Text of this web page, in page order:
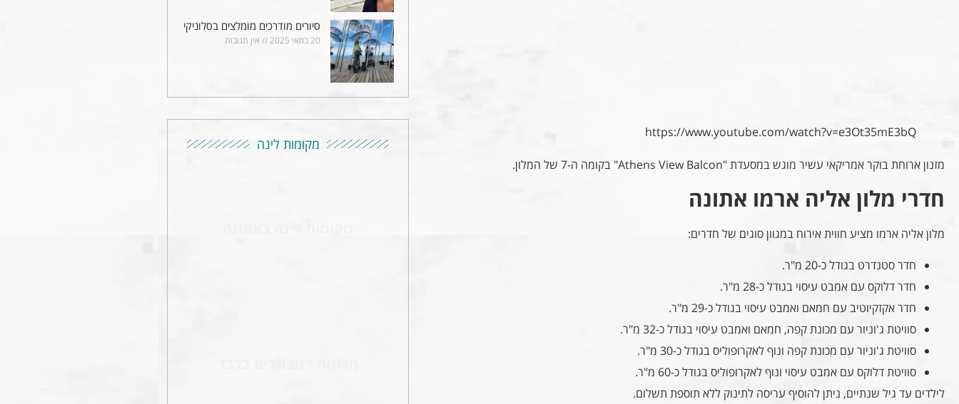
https://www.youtube.com/watch?v=e3Ot35mE3bQ
מזנון ארוחת בוקר אמריקאי עשיר מוגש במסעדת "Athens View Balcon" בקומה ה-7 של המלון.
חדרי מלון אליה ארמו אתונה
מלון אליה ארמו מציע חווית אירוח במגוון סוגים של חדרים:
חדר סטנדרט בגודל כ-20 מ"ר.
חדר דלוקס עם אמבט עיסוי בגודל כ-28 מ"ר.
חדר אקזקיוטיב עם חמאם ואמבט עיסוי בגודל כ-29 מ"ר.
סוויטת ג'וניור עם מכונת קפה, חמאם ואמבט עיסוי בגודל כ-32 מ"ר.
סוויטת ג'וניור עם מכונת קפה ונוף לאקרופוליס בגודל כ-30 מ"ר.
סוויטת דלוקס עם אמבט עיסוי ונוף לאקרופוליס בגודל כ-60 מ"ר.
לילדים עד גיל שנתיים, ניתן להוסיף עריסה לתינוק ללא תוספת תשלום.
סיורים מודרכים מומלצים בסלוניקי
20 במאי 2025 אין תגובות
מקומות לינה